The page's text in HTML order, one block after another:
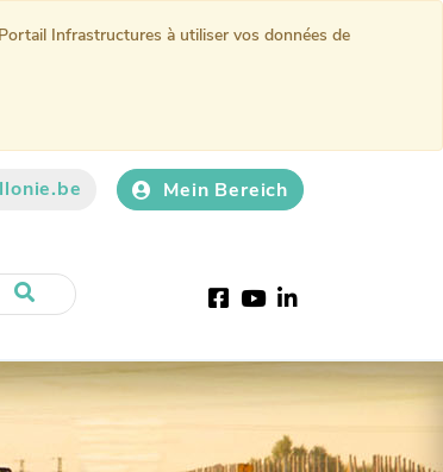
Mein Bereich
Facebook
YoutubeLinkedIn
Infrastructures à utiliser vos données de